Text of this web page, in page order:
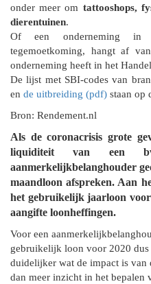
onder meer om tattooshops,
dierentuinen.
Of een onderneming in
tegemoetkoming, hangt af
onderneming heeft in het
De lijst met SBI-codes van
en de uitbreiding (pdf) staan op
Bron: Rendement.nl
Als de coronacrisis grote
liquiditeit van een
aanmerkelijkbelanghouder
maandloon afspreken. Aan
het gebruikelijk jaarloon
aangifte loonheffingen.
Voor een
gebruikelijk loon voor 2020 dus
duidelijker wat de impact is van
dan meer inzicht in het bepalen